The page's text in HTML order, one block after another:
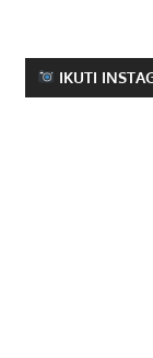
IKUTI